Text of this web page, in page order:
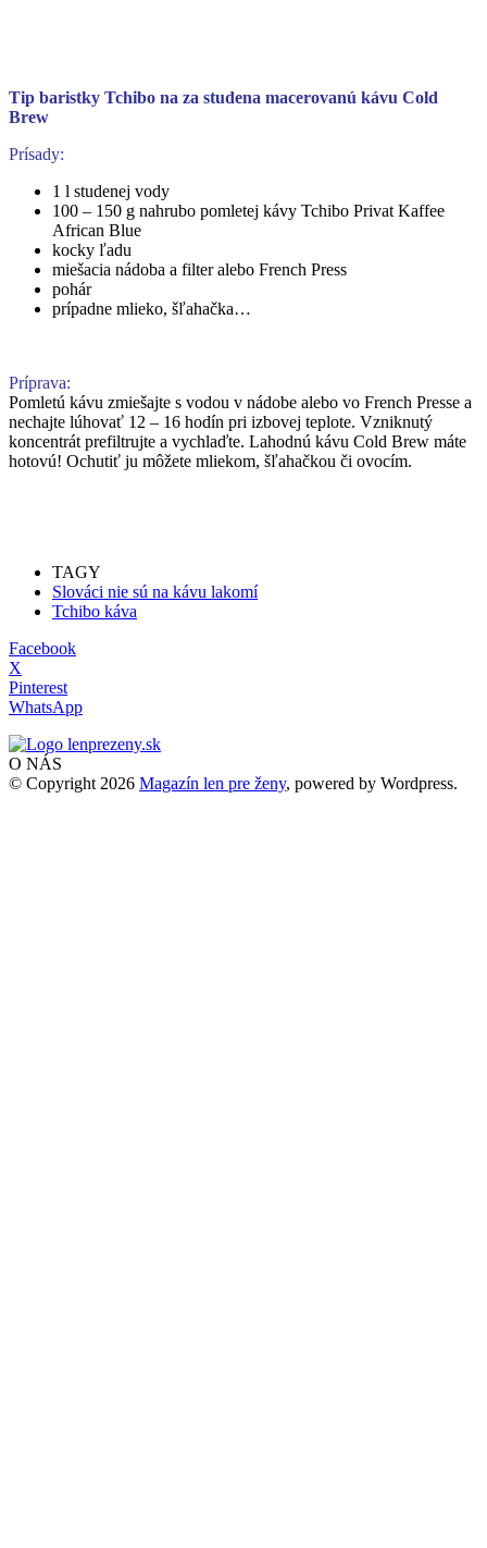
Tip baristky Tchibo na za studena macerovanú kávu Cold
Brew
Prísady:
1 l studenej vody
100 – 150 g nahrubo pomletej kávy Tchibo Privat Kaffee
African Blue
kocky ľadu
miešacia nádoba a filter alebo French Press
pohár
prípadne mlieko, šľahačka…
Príprava:
Pomletú kávu zmiešajte s vodou v nádobe alebo vo French Presse a
nechajte lúhovať 12 – 16 hodín pri izbovej teplote. Vzniknutý
koncentrát prefiltrujte a vychlaďte. Lahodnú kávu Cold Brew máte
hotovú! Ochutiť ju môžete mliekom, šľahačkou či ovocím.
TAGY
Slováci nie sú na kávu lakomí
Tchibo káva
Facebook
X
Pinterest
WhatsApp
O NÁS
© Copyright 2026 Magazín len pre ženy, powered by Wordpress.